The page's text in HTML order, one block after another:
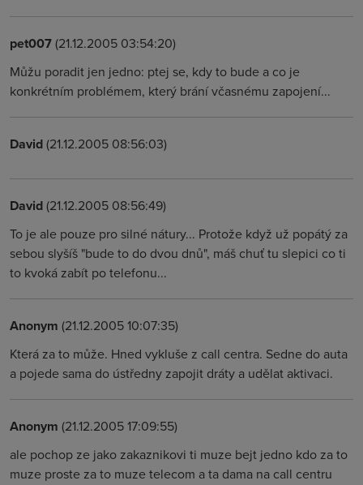
pet007(21.12.2005 03:54:20)
Můžu poradit jen jedno: ptej se, kdy to bude a co je
konkrétním problémem, který brání včasnému zapojení...
David(21.12.2005 08:56:03)
David(21.12.2005 08:56:49)
To je ale pouze pro silné nátury... Protože když už popátý za
sebou slyšíš "bude to do dvou dnů", máš chuť tu slepici co ti
to kvoká zabít po telefonu...
Anonym (21.12.2005 10:07:35)
Která za to může. Hned vykluše z call centra. Sedne do auta
a pojede sama do ústředny zapojit dráty a udělat aktivaci.
Anonym (21.12.2005 17:09:55)
ale pochop ze jako zakaznikovi ti muze bejt jedno kdo za to
muze proste za to muze telecom a ta dama na call centru